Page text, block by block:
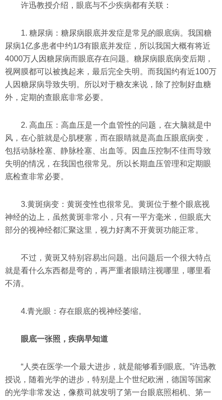
许迅教授介绍，眼底与不少疾病都有关联：
1. 糖尿病：糖尿病眼底并发症是常见的眼底病。我国糖
尿病1亿多患者中约1/3有眼底并发症，所以我国大概有将近
4000万人因糖尿病而眼底存在问题。糖尿病眼底病变后期，
视网膜都可以被拽起来，最后完全失明。而我国约有近100万
人因糖尿病导致失明。所以对于糖友来说，除了控制好血糖
外，定期的查眼底非常必要。
2. 高血压：高血压是一个血管性的问题，在大脑就是中
风，在心脏就是心肌梗塞，而在眼睛就是高血压眼底病变，
包括动脉栓塞、静脉栓塞、出血等。因血压控制不佳而导致
失明的情况，在我国也很常见。所以长期血压管理和定期眼
底检查非常必要。
3.黄斑病变：黄斑变性也很常见。黄斑位于整个眼底视
神经的边上，虽然黄斑非常小，只有一平方毫米，但眼底大
部分的视神经都汇聚这里，视力好离不开黄斑功能正常。
不过，黄斑又特别容易出问题。出问题后一个很大特点
就是看什么东西都是弯的，再严重者眼睛注视哪里，哪里看
不清。
4.青光眼：存在眼底的视神经萎缩。
眼底一张照，疾病早知道
“人类在医学一个最大进步，就是能够看到眼底。”许迅教
授说，随着光学的进步，特别是上个世纪欧洲，德国等国家
的光学非常发达，像蔡司就发明了第一台眼底照相机、第一